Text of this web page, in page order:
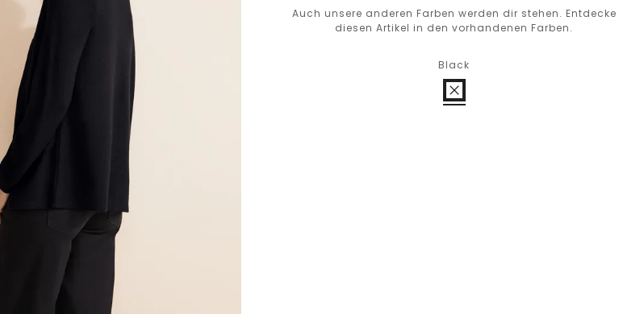
Auch unsere anderen Farben werden dir stehen. Entdecke
diesen Artikel in den vorhandenen Farben.
Black